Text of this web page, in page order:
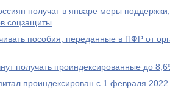
получат в январе меры
соцзащиты
пособия, переданные в ПФР от
получать проиндексированные до
проиндексирован с 1 февраля 2022